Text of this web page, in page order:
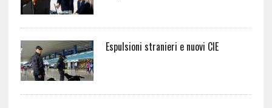
Espulsioni stranieri e nuovi CIE